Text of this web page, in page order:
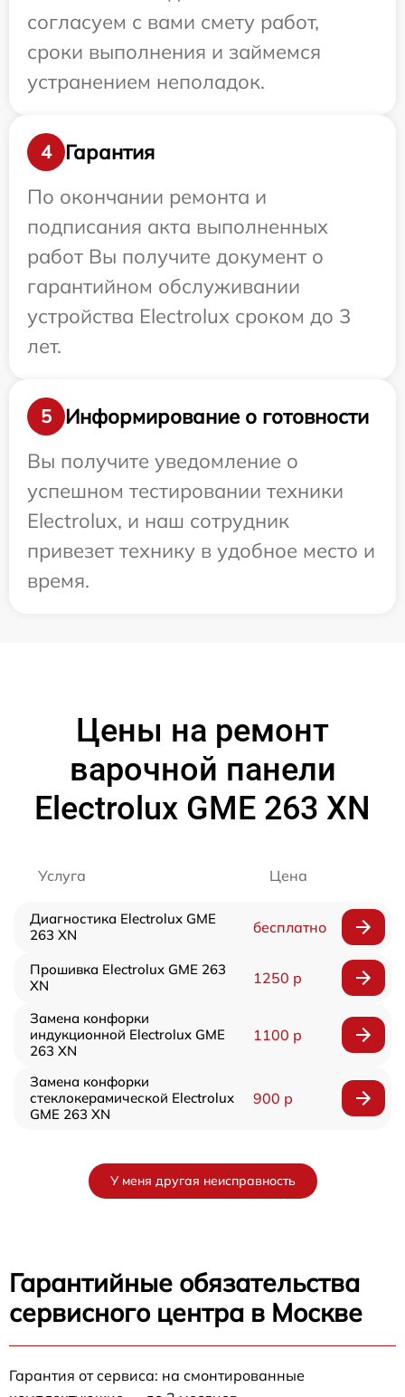
согласуем с вами смету работ,
сроки выполнения и займемся
устранением неполадок.
4
Гарантия
По окончании ремонта и
подписания акта выполненных
работ Вы получите документ о
гарантийном обслуживании
устройства Electrolux сроком до 3
лет.
5
Информирование о готовности
Вы получите уведомление о
успешном тестировании техники
Electrolux, и наш сотрудник
привезет технику в удобное место и
время.
Цены на ремонт
варочной панели
Electrolux GME 263 XN
Услуга Цена
Диагностика Electrolux GME
263 XN
бесплатно
Прошивка Electrolux GME 263
XN
1250 р
Замена конфорки
индукционной Electrolux GME
263 XN
1100 р
Замена конфорки
стеклокерамической Electrolux
GME 263 XN
900 р
У меня другая неисправность
Гарантийные обязательства
сервисного центра в Москве
Гарантия от сервиса: на смонтированные